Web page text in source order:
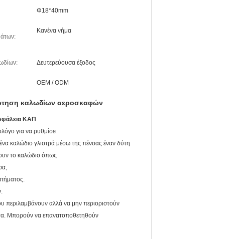
Φ18*40mm
Κανένα νήμα
Δευτερεύουσα έξοδος
OEM / ODM
καλωδίων αεροσκαφών
ΚΑΠ
για να ρυθμίσει
καλώδιο γλιστρά μέσω της πένσας έναν δύτη
το καλώδιο όπως
περιλαμβάνουν αλλά να μην περιοριστούν
Μπορούν να επανατοποθετηθούν